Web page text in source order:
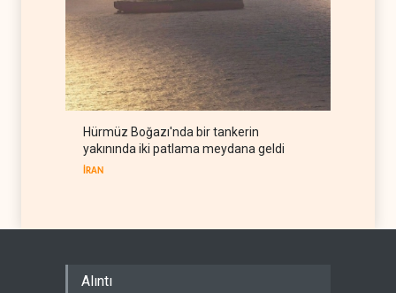
Hürmüz Boğazı'nda bir tankerin
yakınında iki patlama meydana geldi
İRAN
Alıntı